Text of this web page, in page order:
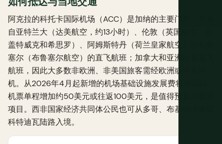
阿克拉的科托卡国际机场（ACC）是加纳的主要门户，有来
自亚特兰大（达美航空，约13小时）、伦敦（英国航空，从
盖特威克和希思罗）、阿姆斯特丹（荷兰皇家航空）和布鲁
塞尔（布鲁塞尔航空）的直飞航班；加拿大和亚洲没有直飞
航班，因此大多数非欧洲、非美国旅客需经欧洲或中东转
机。从2026年4月起新增的机场基础设施发展费将使国际
机票单程增加约50美元或往返100美元，是值得预算的重要
项目。西非国家经济共同体公民也可从多哥、布基纳法索或
科特迪瓦陆路入境。